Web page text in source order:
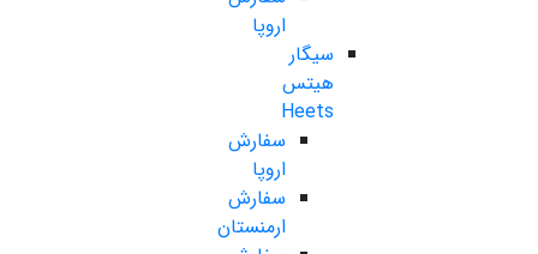
اروپا
سیگار
هیتس
Heets
سفارش
اروپا
سفارش
ارمنستان